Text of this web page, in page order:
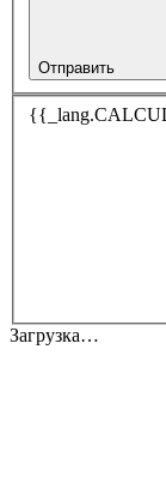
Отправить
Загрузка…